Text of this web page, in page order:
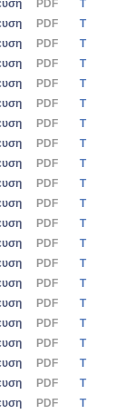
PDF
Τ
PDF
Τ
PDF
Τ
PDF
Τ
PDF
Τ
PDF
Τ
PDF
Τ
PDF
Τ
PDF
Τ
PDF
Τ
PDF
Τ
PDF
Τ
PDF
Τ
PDF
Τ
PDF
Τ
PDF
Τ
PDF
Τ
PDF
Τ
PDF
Τ
PDF
Τ
PDF
Τ